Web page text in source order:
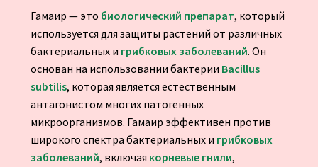
Гамаир — это биологический препарат, который
используется для защиты растений от различных
бактериальных и грибковых заболеваний. Он
основан на использовании бактерии Bacillus
subtilis, которая является естественным
антагонистом многих патогенных
микроорганизмов. Гамаир эффективен против
широкого спектра бактериальных и грибковых
заболеваний, включая корневые гнили,